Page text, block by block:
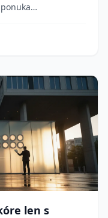
len s